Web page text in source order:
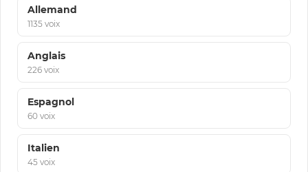
Allemand
1135 voix
Anglais
226 voix
Espagnol
60 voix
Italien
45 voix